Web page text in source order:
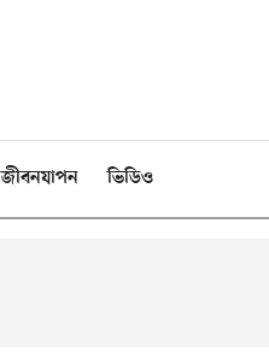
জীবনযাপন ভিডিও